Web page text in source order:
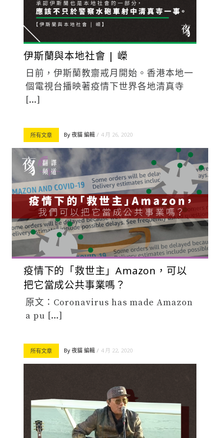
伊斯蘭與本地社會 | 嶸
日前，伊斯蘭教齋戒月開始。香港本地一
個電視台播映著疫情下世界各地清真寺
[…]
所有文章 By 夜貓 編輯 4 月 26, 2020
疫情下的「救世主」Amazon，可以
把它當成公共事業嗎？
原文：Coronavirus has made Amazon
a pu […]
所有文章 By 夜貓 編輯 4 月 22, 2020